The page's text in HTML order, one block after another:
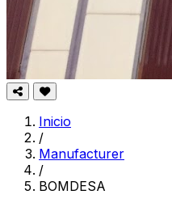
Inicio
/
Manufacturer
/
BOMDESA